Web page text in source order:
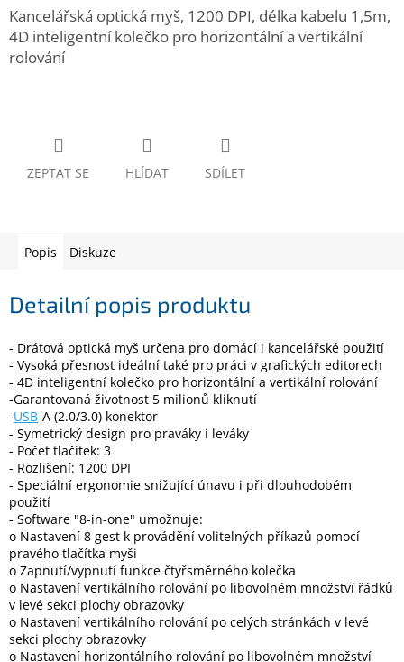
Telefony
a
tablety
Velké
notebooky
Elektronika
Domácnost
%
Black
Friday
VÝPRODEJ
Akční
zboží
Kancelářská optická myš, 1200 DPI, délka kabelu 1,5m,
4D inteligentní kolečko pro horizontální a vertikální
rolování
ZEPTAT SE HLÍDAT SDÍLET
Popis Diskuze
Detailní popis produktu
- Drátová optická myš určena pro domácí i kancelářské použití
- Vysoká přesnost ideální také pro práci v grafických editorech
- 4D inteligentní kolečko pro horizontální a vertikální rolování
-Garantovaná životnost 5 milionů kliknutí
-USB-A (2.0/3.0) konektor
- Symetrický design pro praváky i leváky
- Počet tlačítek: 3
- Rozlišení: 1200 DPI
- Speciální ergonomie snižující únavu i při dlouhodobém
použití
- Software "8-in-one" umožnuje:
o Nastavení 8 gest k provádění volitelných příkazů pomocí
pravého tlačítka myši
o Zapnutí/vypnutí funkce čtyřsměrného kolečka
o Nastavení vertikálního rolování po libovolném množství řádků
v levé sekci plochy obrazovky
o Nastavení vertikálního rolování po celých stránkách v levé
sekci plochy obrazovky
o Nastavení horizontálního rolování po libovolném množství